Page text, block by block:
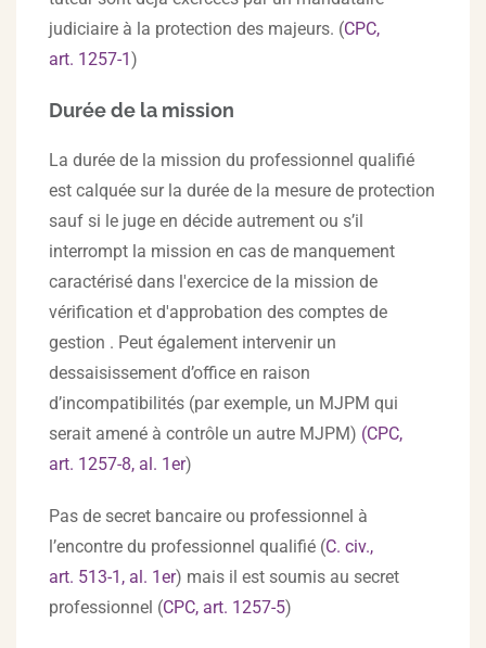
judiciaire à la protection des majeurs. (CPC,
art. 1257-1)
Durée de la mission
La durée de la mission du professionnel qualifié
est calquée sur la durée de la mesure de protection
sauf si le juge en décide autrement ou s’il
interrompt la mission en cas de manquement
caractérisé dans l'exercice de la mission de
vérification et d'approbation des comptes de
gestion . Peut également intervenir un
dessaisissement d’office en raison
d’incompatibilités (par exemple, un MJPM qui
serait amené à contrôle un autre MJPM) (CPC,
art. 1257-8, al. 1er)
Pas de secret bancaire ou professionnel à
l’encontre du professionnel qualifié (C. civ.,
art. 513-1, al. 1er) mais il est soumis au secret
professionnel (CPC, art. 1257-5)